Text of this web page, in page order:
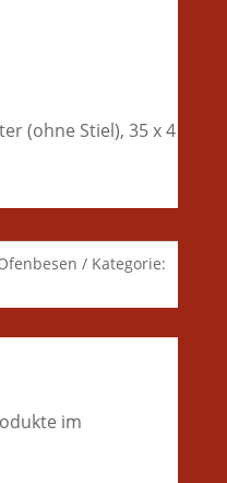
(ohne Stiel), 35 x 4
Kategorie:
im